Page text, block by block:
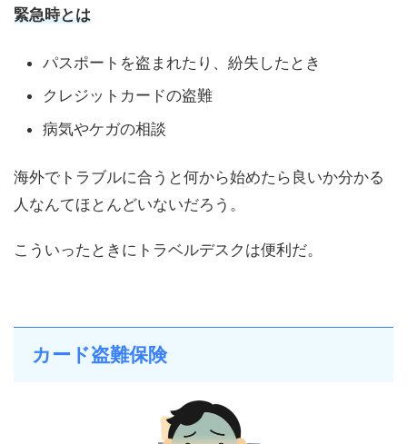
緊急時とは
パスポートを盗まれたり、紛失したとき
クレジットカードの盗難
病気やケガの相談
海外でトラブルに合うと何から始めたら良いか分かる
人なんてほとんどいないだろう。
こういったときにトラベルデスクは便利だ。
カード盗難保険